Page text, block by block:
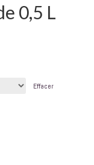
0,5 L
Effacer